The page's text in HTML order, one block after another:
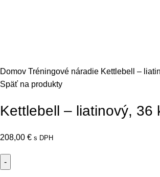
Domov Tréningové náradie Kettlebell –
Späť na produkty
Kettlebell – liatinový, 36
208,00 € s DPH